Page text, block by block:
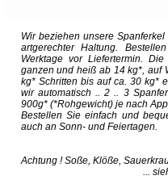
Wir beziehen unsere
artgerechter Haltung.
Werktage vor Liefertermin.
ganzen und heiß ab 14 kg*, auf
kg* Schritten bis auf ca. 30 kg*
wir automatisch .. 2 .. 3
900g* (*Rohgewicht) je nach
Bestellen Sie einfach und
auch an Sonn- und Feiertagen.
Achtung ! Soße, Klöße,
...